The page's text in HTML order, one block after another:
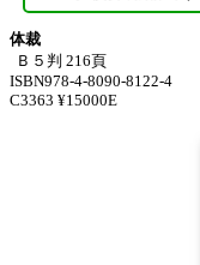
体裁
Ｂ５判 216頁
ISBN978-4-8090-8122-4
C3363 ¥15000E